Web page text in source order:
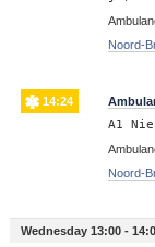
Noord-
14:24
A1
Noord-
Wednesday 13:00 -